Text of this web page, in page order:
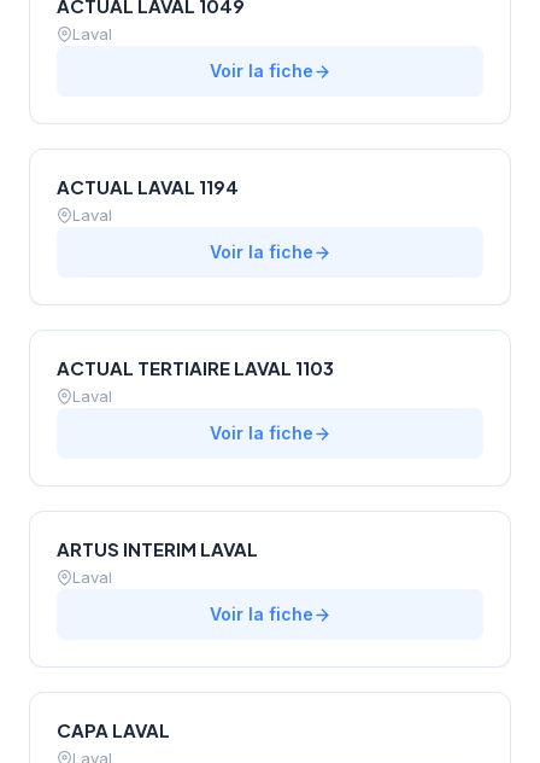
ACTUAL LAVAL 1049
Laval
Voir la fiche
ACTUAL LAVAL 1194
Laval
Voir la fiche
ACTUAL TERTIAIRE LAVAL 1103
Laval
Voir la fiche
ARTUS INTERIM LAVAL
Laval
Voir la fiche
CAPA LAVAL
Laval